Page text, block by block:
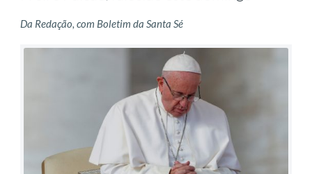
Da Redação, com Boletim da Santa Sé